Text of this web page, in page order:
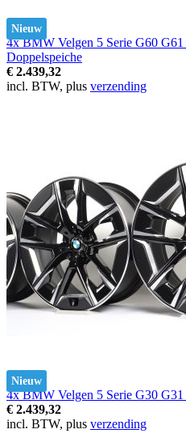
Nieuw
4x BMW Velgen 5 Serie G60
Doppelspeiche
€ 2.439,32
incl. BTW, plus verzending
Nieuw
4x BMW Velgen 5 Serie G30
€ 2.439,32
incl. BTW, plus verzending